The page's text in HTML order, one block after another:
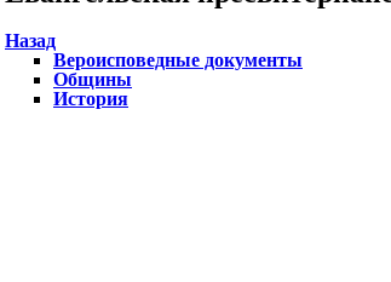
Назад
Вероисповедные документы
Общины
История